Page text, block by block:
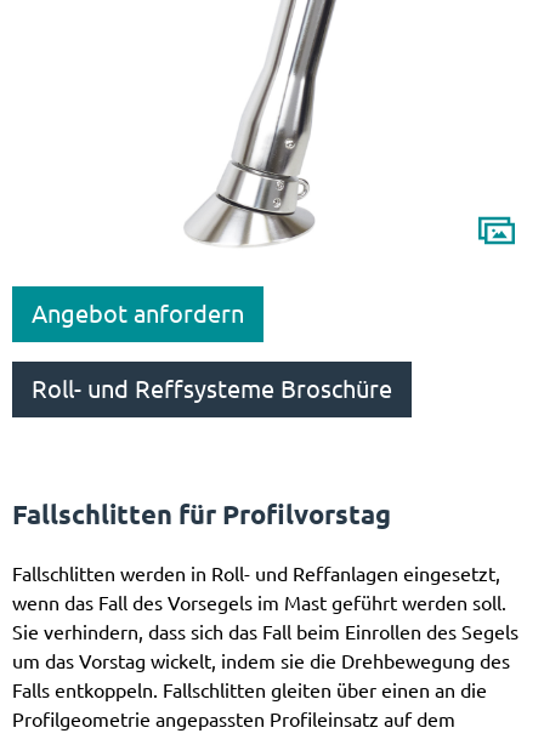
Angebot anfordern
Roll- und Reffsysteme Broschüre
Fallschlitten für Profilvorstag
Fallschlitten werden in Roll- und Reffanlagen eingesetzt,
wenn das Fall des Vorsegels im Mast geführt werden soll.
Sie verhindern, dass sich das Fall beim Einrollen des Segels
um das Vorstag wickelt, indem sie die Drehbewegung des
Falls entkoppeln. Fallschlitten gleiten über einen an die
Profilgeometrie angepassten Profileinsatz auf dem